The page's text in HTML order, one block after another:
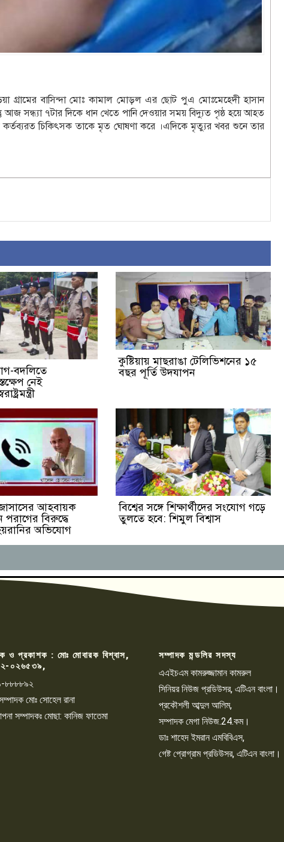
গ্রামের বাসিন্দা মোঃ কামাল মোড়ল এর ছোট পুএ মোঃমেহেদী হাসান
আজ সন্ধ্যা ৭টার দিকে ধান খেতে পানি দেওয়ার সময় বিদ্যুত পৃষ্ঠ হয়ে আহত
কর্তব্যরত চিকিৎসক তাকে মৃত ঘোষণা করে ।এদিকে মৃত্যুর খবর শুনে তার
বদলিতে
নেই
কুষ্টিয়ায় মাছরাঙা টেলিভিশনের ১৫
বছর পূর্তি উদযাপন
আহবায়ক
বিরুদ্ধে
অভিযোগ
বিশ্বের সঙ্গে শিক্ষার্থীদের সংযোগ গড়ে
তুলতে হবে: শিমুল বিশ্বাস
ও প্রকাশক : মোঃ মোবারক বিশ্বাস,
০২৬৫৩৯,
৮৮৮৮৯২
সম্পাদক মোঃ সোহেল রানা
সম্পাদকঃ মোছা: কানিজ ফাতেমা
সম্পাদক মন্ডলির সদস্য
এএইচএম কামরুজ্জামান কামরুল
সিনিয়র নিউজ প্রডিউসর, এটিএন বাংলা।
প্রকৌশলী আব্দুল আলিম,
সম্পাদক মেগা নিউজ.24.কম।
ডাঃ শাহেদ ইমরান এমবিবিএস,
গেষ্ট প্রোগ্রাম প্রডিউসর, এটিএন বাংলা।